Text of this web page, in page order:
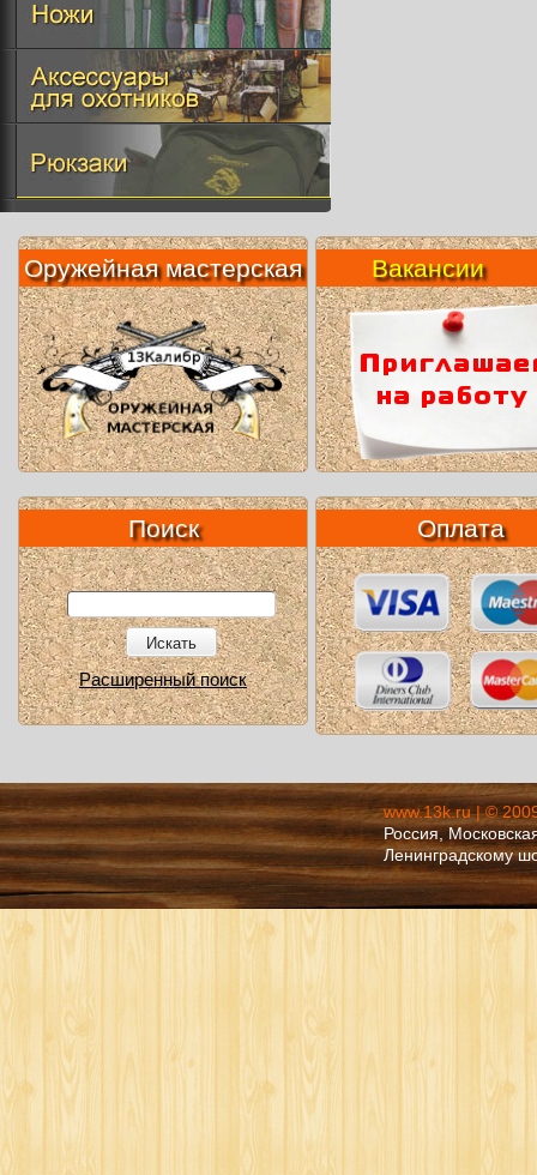
Оружейная мастерская Вакансии
Поиск
Искать
Расширенный поиск
Оплата
www.13k.ru | ©
Россия,
Ленинградскому